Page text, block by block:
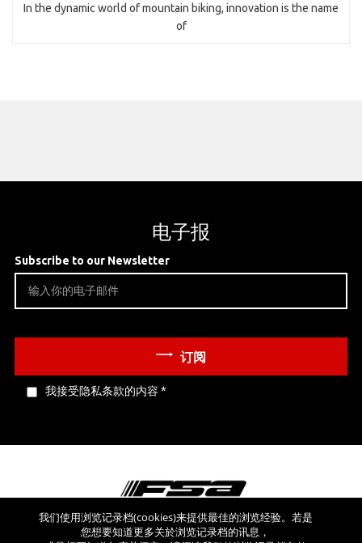
In the dynamic world of mountain biking, innovation is the name
of
电子报
Subscribe to our Newsletter
订阅
我接受隐私条款的内容 *
看看其他网站
我们使用浏览记录档(cookies)来提供最佳的浏览经验。若是
您想要知道更多关於浏览记录档的讯息，